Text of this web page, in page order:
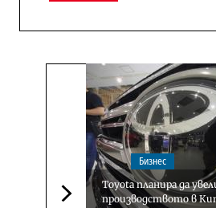
Бизнес
Toyota планира да
производството в